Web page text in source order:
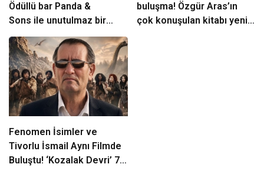
Ödüllü bar Panda &
Sons ile unutulmaz bir
Miksoloji Gecesine İmza
Attı
buluşma! Özgür Aras’ın
çok konuşulan kitabı yeni
Fenomen İsimler ve
Tivorlu İsmail Aynı Filmde
Buluştu! ‘Kozalak Devri’ 7